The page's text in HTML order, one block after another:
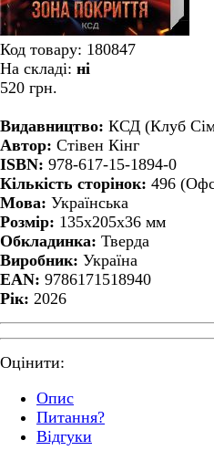
Код товару: 180847
На складі: ні
520 грн.
Видавництво: КСД (Клуб
Автор: Стівен Кінг
ISBN: 978-617-15-1894-0
Кількість сторінок: 496
Мова: Українська
Розмір: 135x205x36 мм
Обкладинка: Тверда
Виробник: Україна
EAN: 9786171518940
Рік: 2026
Оцінити:
Oпис
Питання?
Відгуки